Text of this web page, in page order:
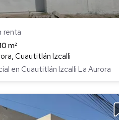
renta
m²
Cuautitlán Izcalli
en Cuautitlán Izcalli La Aurora